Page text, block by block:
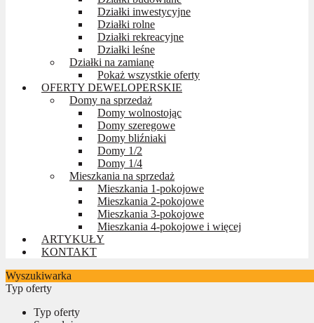
Działki inwestycyjne
Działki rolne
Działki rekreacyjne
Działki leśne
Działki na zamianę
Pokaż wszystkie oferty
OFERTY DEWELOPERSKIE
Domy na sprzedaż
Domy wolnostojąc
Domy szeregowe
Domy bliźniaki
Domy 1/2
Domy 1/4
Mieszkania na sprzedaż
Mieszkania 1-pokojowe
Mieszkania 2-pokojowe
Mieszkania 3-pokojowe
Mieszkania 4-pokojowe i więcej
ARTYKUŁY
KONTAKT
Wyszukiwarka
Typ oferty
Typ oferty